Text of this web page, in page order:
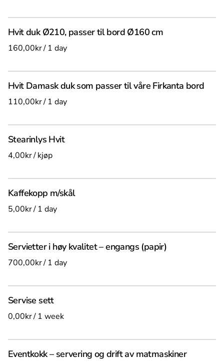
Hvit duk Ø210, passer til bord Ø160 cm
/
Hvit Damask duk som passer til våre Firkanta bord
/
Stearinlys Hvit
/
Kaffekopp m/skål
/
Servietter i høy kvalitet – engangs (papir)
/
Servise sett
/
Eventkokk – servering og drift av matmaskiner